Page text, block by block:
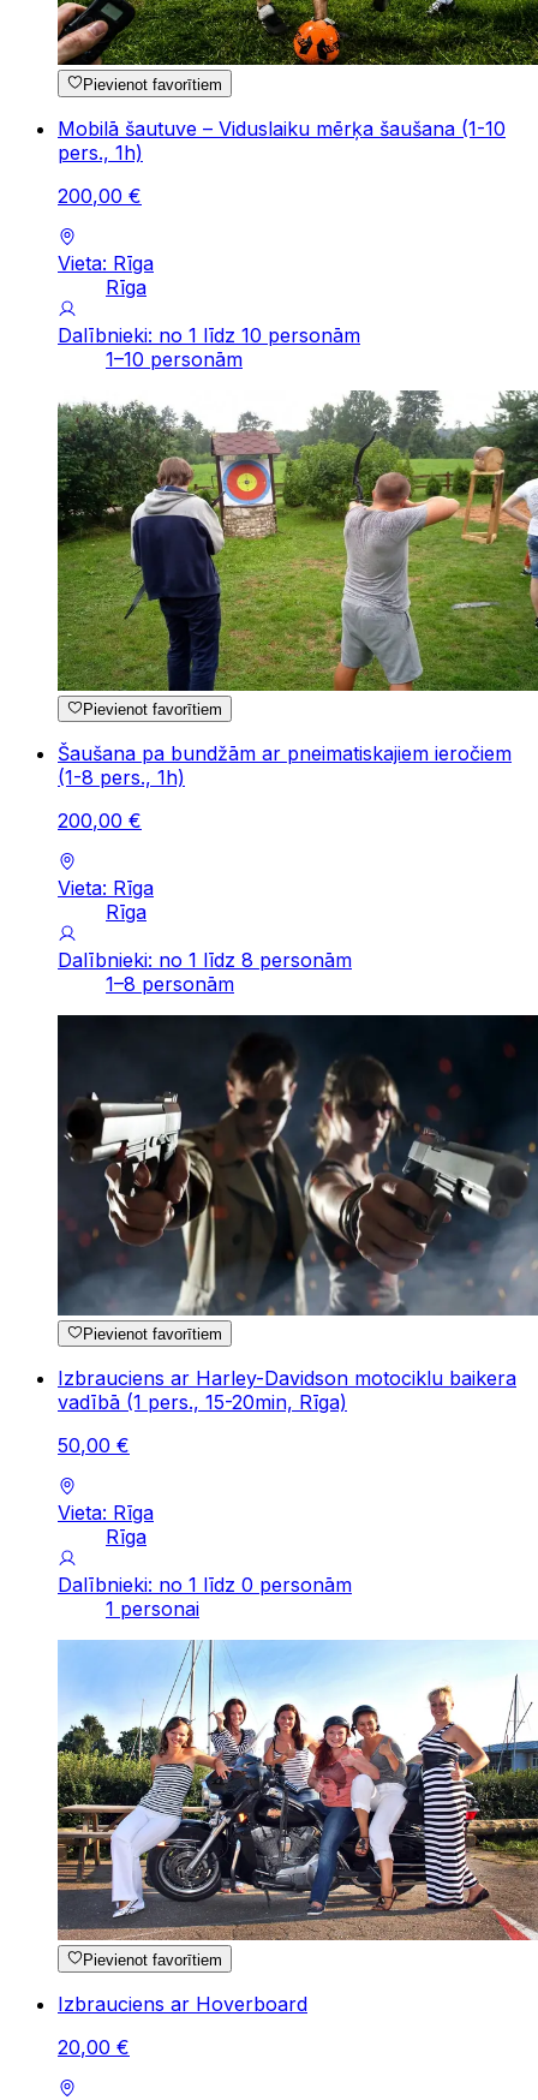
Pievienot favorītiem
Mobilā šautuve – Viduslaiku mērķa šaušana (1-10
pers., 1h)
200,00 €
Vieta: Rīga
Rīga
Dalībnieki: no 1 līdz 10 personām
1–10 personām
Pievienot favorītiem
Šaušana pa bundžām ar pneimatiskajiem ieročiem
(1-8 pers., 1h)
200,00 €
Vieta: Rīga
Rīga
Dalībnieki: no 1 līdz 8 personām
1–8 personām
Pievienot favorītiem
Izbrauciens ar Harley-Davidson motociklu baikera
vadībā (1 pers., 15-20min, Rīga)
50,00 €
Vieta: Rīga
Rīga
Dalībnieki: no 1 līdz 0 personām
1 personai
Pievienot favorītiem
Izbrauciens ar Hoverboard
20,00 €